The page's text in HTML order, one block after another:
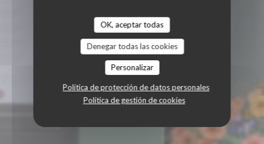
OK, aceptar todas
Denegar todas las cookies
Personalizar
Política de protección de datos personales
Política de gestión de cookies